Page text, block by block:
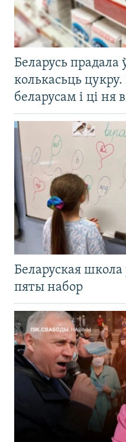
Беларусь
колькасьць
беларусам і ці ня
Беларуская
пяты набор